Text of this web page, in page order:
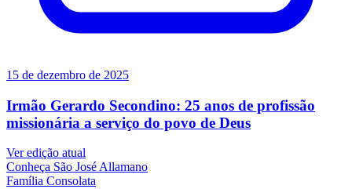
15 de dezembro de 2025
Irmão Gerardo Secondino: 25 anos de profissão
missionária a serviço do povo de Deus
Ver edição atual
Conheça São José Allamano
Família Consolata